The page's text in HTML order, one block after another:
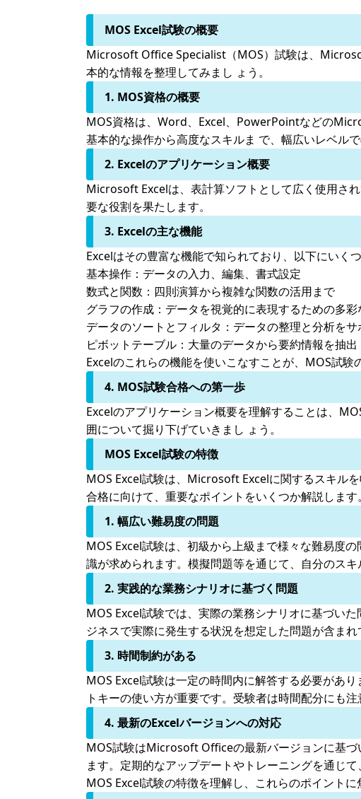
MOS Excel試験の概要
Microsoft Office Specialist（MOS）試験は、
本的な情報を整理してみまし ょう。
1. MOS資格の概要
MOS資格は、Word、Excel、PowerPointなどの
基本的な操作から高度なスキルま で、幅広いレベルで
2. Excelのアプリケーション概要
Microsoft Excelは、表計算ソフトとして広く使用さ
要な役割を果たします。
3. Excelの主な機能
Excelはその豊富な機能で知られており、以下にいく
基本操作： データの入力、編集、書式設定
数式と関数： 四則演算から複雑な関数の活用まで
グラフの作成： データを視覚的に表現するための多彩
データのソートとフィルタ： データの整理と分析をサ
ピボットテーブル： 大量のデータから要約情報を抽出
Excelのこれらの機能を使いこなすことが、MOS試験
4. MOS試験合格への第一歩
Excelのアプリケーション概要を理解することは、
囲について掘り下げていきまし ょう。
MOS Excel試験の特徴
MOS Excel試験は、Microsoft Excelに関するスキルを
合格に向けて、重要なポイントをいくつか解説します。
1. 幅広い難易度の問題
MOS Excel試験は、初級から上級まで様々な難易度
識が求められます。模擬問題等を通じて、自分のス
2. 実践的な業務シナリオに基づく問題
MOS Excel試験では、実際の業務シナリオに基づい
ジネスで実際に発生する状況を想定した問題が含ま
3. 時間制約がある
MOS Excel試験は一定の時間内に解答する必要があ
トキーの使い方が重要です。受験者は時間配分にも
4. 最新のExcelバージョンへの対応
MOS試験はMicrosoft Officeの最新バージョンに基づ
ます。定期的なアップデートやトレーニングを通じ
MOS Excel試験の特徴を理解し、これらのポイント